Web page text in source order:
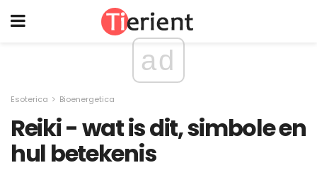
ad
Esoterica Bioenergetica
Reiki - wat is dit, simbole en
hul betekenis